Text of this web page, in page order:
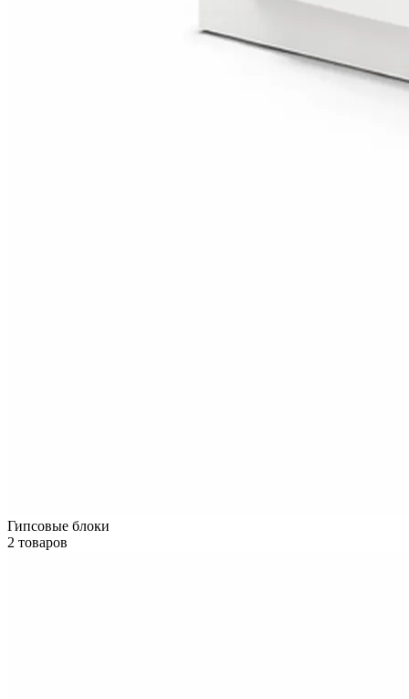
Гипсовые блоки
2 товаров